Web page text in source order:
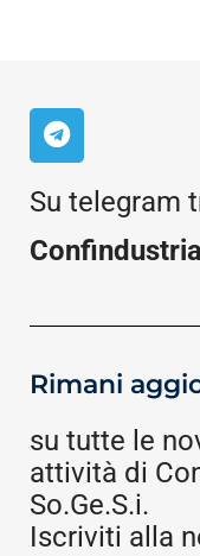
Su telegram
Rimani
su tutte le
attività di
So.Ge.S.i.
Iscriviti alla